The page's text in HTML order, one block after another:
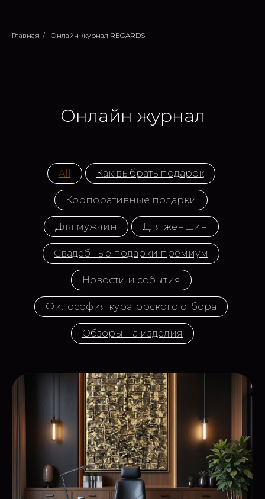
Главная / Онлайн-журнал REGARDS
Онлайн журнал
All Как выбрать подарок
Корпоративные подарки
Для мужчин Для женщин
Свадебные подарки премиум
Новости и события
Философия кураторского отбора
Обзоры на изделия